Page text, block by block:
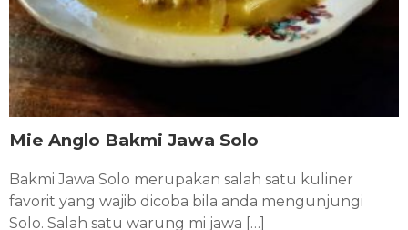
Mie Anglo Bakmi Jawa Solo
Bakmi Jawa Solo merupakan salah satu kuliner
favorit yang wajib dicoba bila anda mengunjungi
Solo. Salah satu warung mi jawa […]